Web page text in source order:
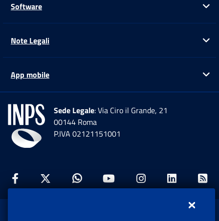
Software
Note Legali
App mobile
Sede Legale: Via Ciro il Grande, 21
00144 Roma
P.IVA 02121151001
Facebook: Apre una nuova finestra
Twitter: Apre una nuova finestra
Whatsapp: Apre una nuova
Youtube: Apre una
Instagram: